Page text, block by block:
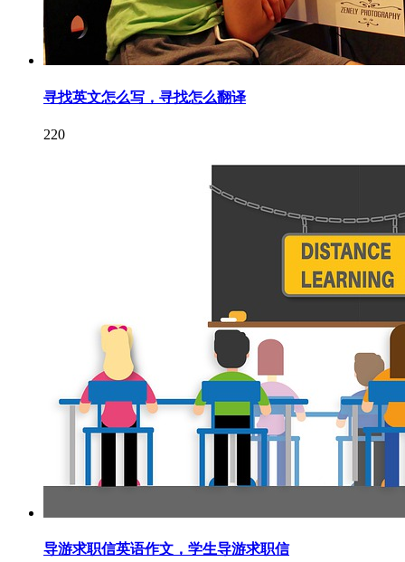
寻找英文怎么写，寻找怎么翻译
220
导游求职信英语作文，学生导游求职信